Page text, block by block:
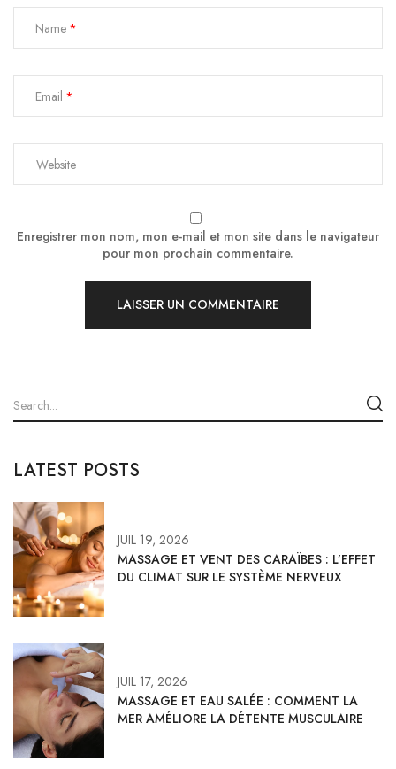
LATEST POSTS
JUIL 19, 2026
MASSAGE ET VENT DES CARAÏBES : L’EFFET
DU CLIMAT SUR LE SYSTÈME NERVEUX
JUIL 17, 2026
MASSAGE ET EAU SALÉE : COMMENT LA
MER AMÉLIORE LA DÉTENTE MUSCULAIRE
Name
Email
Enregistrer mon nom, mon e-mail et mon site dans le navigateur
pour mon prochain commentaire.